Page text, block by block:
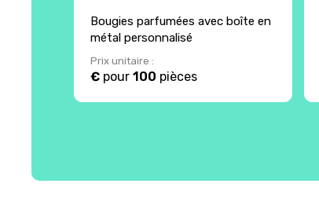
Bougies parfumées avec boîte en
métal personnalisé
Prix unitaire :
€ pour100 pièces